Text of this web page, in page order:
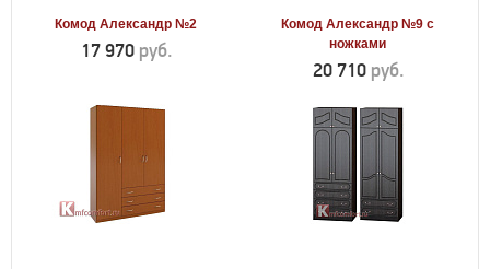
Комод Александр №2
17 970 руб.
Комод Александр №9 с
ножками
20 710 руб.